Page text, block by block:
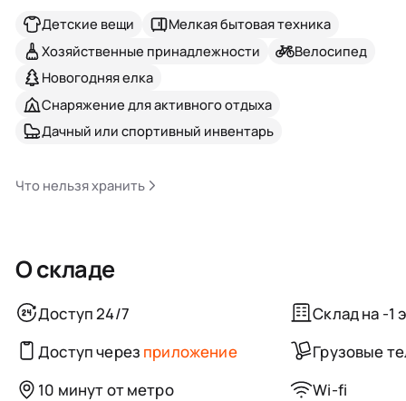
Детские вещи
Мелкая бытовая техника
Хозяйственные принадлежности
Велосипед
Новогодняя елка
Снаряжение для активного отдыха
Дачный или спортивный инвентарь
Что нельзя хранить
О складе
Доступ 24/7
Склад на -1
Доступ через приложение
Грузовые
10 минут от метро
Wi-fi